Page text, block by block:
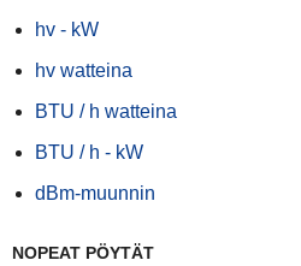
hv - kW
hv watteina
BTU / h watteina
BTU / h - kW
dBm-muunnin
NOPEAT PÖYTÄT